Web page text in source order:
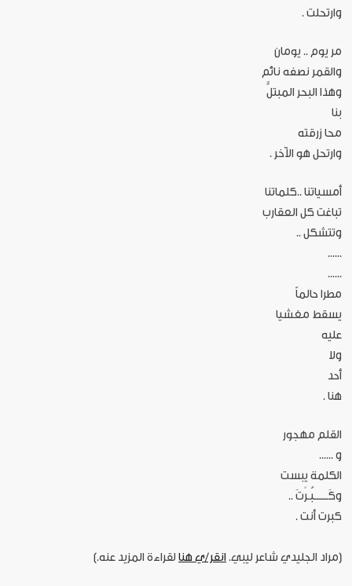
وارتحلت .
مر يوم .. يومان
والقمر نصفه نائم
وهذا البحر المبتلُّ
بنا
محا زرقته
وارتحل هو الآخر .
أمسياتنا ..كلماتنا
تباغت كل العقارب
وتتشكل ..
......
......
مطرا حالماً
يسقط مغشيا
عليه
ولا
أحد
هنا .
القلم مهجور
و ......
الكلمة يبست
وكَــــــبُـرْتَ ..
كبرت أنت .
[مراد الجليدي شاعر ليبي. انقر/ي هنا لقراءة المزيد عنه.]